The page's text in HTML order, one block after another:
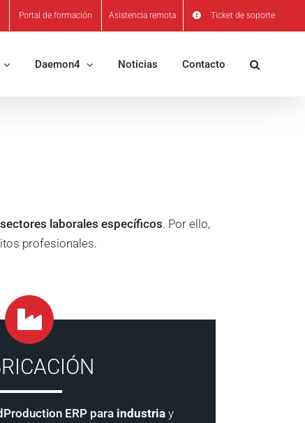
Portal de formación Asistencia remota Ticket de soporte
Daemon4 Noticias Contacto
sectores laborales específicos. Por ello,
profesionales.
ERP para industriay